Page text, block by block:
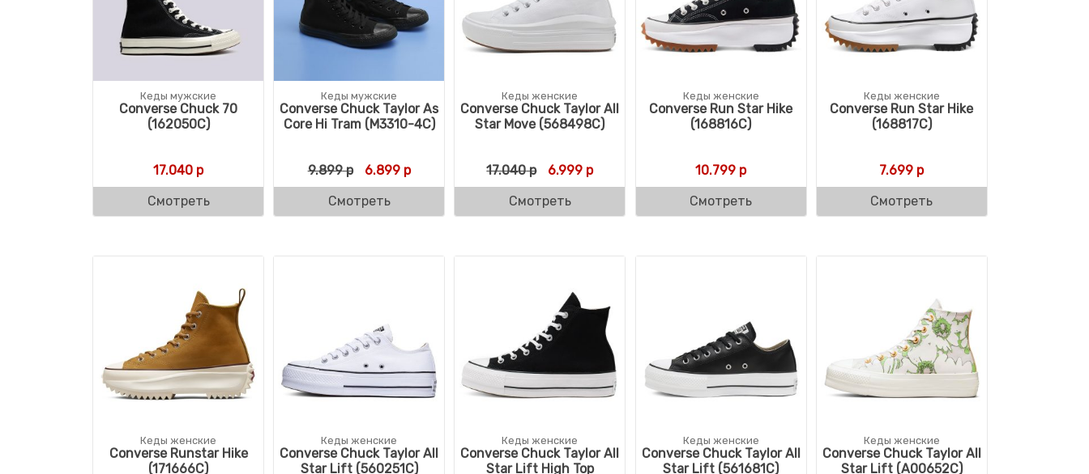
Кеды мужские
Converse Chuck 70
(162050C)
17.040 р
Смотреть
Кеды мужские
Converse Chuck Taylor As
Core Hi Tram (M3310-4C)
9.899р Первоначальная цена составляла 9.899 р.
6.899рТекущая цена: 6.899 р.
Смотреть
Кеды женские
Converse Chuck Taylor All
Star Move (568498C)
17.040р Первоначальная цена составляла 17.040 р.
6.999 рТекущая цена: 6.999 р.
Смотреть
Кеды женские
Converse Run Star Hike
(168816C)
10.799 р
Смотреть
Кеды женские
Converse Run Star Hike
(168817C)
7.699 р
Смотреть
Кеды женские
Converse Runstar Hike
(171666C)
Кеды женские
Converse Chuck Taylor All
Star Lift (560251C)
Кеды женские
Converse Chuck Taylor All
Star Lift High Top
Кеды женские
Converse Chuck Taylor All
Star Lift (561681C)
Кеды женские
Converse Chuck Taylor All
Star Lift (A00652C)